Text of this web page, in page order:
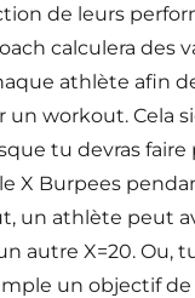
de leurs
calculera des
athlète afin
un workout. Cela
tu devras faire
X Burpees
un athlète peut
autre X=20. Ou,
un objectif